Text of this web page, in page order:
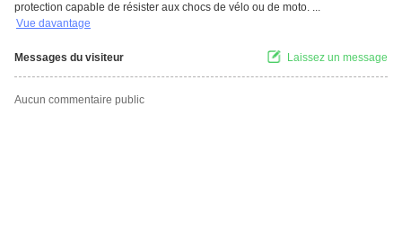
protection capable de résister aux chocs de vélo ou de moto. ...
Vue davantage
Messages du visiteur Laissez un message
Aucun commentaire public